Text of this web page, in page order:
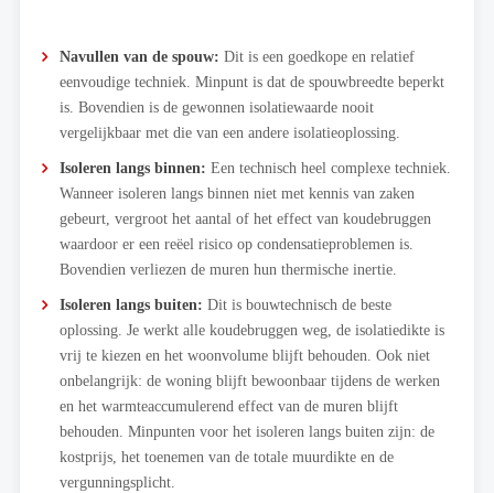
Navullen van de spouw: Dit is een goedkope en relatief
eenvoudige techniek. Minpunt is dat de spouwbreedte beperkt
is. Bovendien is de gewonnen isolatiewaarde nooit
vergelijkbaar met die van een andere isolatieoplossing.
Isoleren langs binnen: Een technisch heel complexe techniek.
Wanneer isoleren langs binnen niet met kennis van zaken
gebeurt, vergroot het aantal of het effect van koudebruggen
waardoor er een reëel risico op condensatieproblemen is.
Bovendien verliezen de muren hun thermische inertie.
Isoleren langs buiten: Dit is bouwtechnisch de beste
oplossing. Je werkt alle koudebruggen weg, de isolatiedikte is
vrij te kiezen en het woonvolume blijft behouden. Ook niet
onbelangrijk: de woning blijft bewoonbaar tijdens de werken
en het warmteaccumulerend effect van de muren blijft
behouden. Minpunten voor het isoleren langs buiten zijn: de
kostprijs, het toenemen van de totale muurdikte en de
vergunningsplicht.